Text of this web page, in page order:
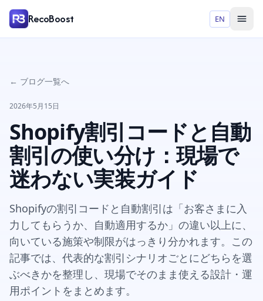
RecoBoost EN
← ブログ一覧へ
2026年5月15日
Shopify割引コードと自動
割引の使い分け：現場で
迷わない実装ガイド
Shopifyの割引コードと自動割引は「お客さまに入
力してもらうか、自動適用するか」の違い以上に、
向いている施策や制限がはっきり分かれます。この
記事では、代表的な割引シナリオごとにどちらを選
ぶべきかを整理し、現場でそのまま使える設計・運
用ポイントをまとめます。